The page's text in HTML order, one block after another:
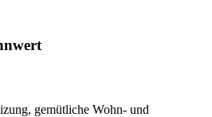
gemütliche Wohn- und